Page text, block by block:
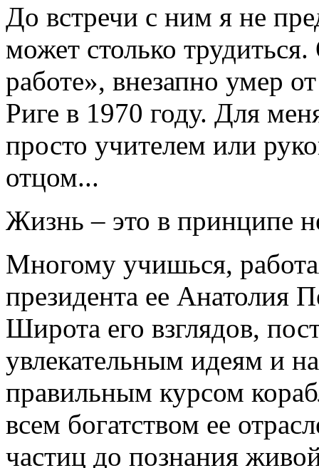
До встречи с ним я не
может столько
работе», внезапно умер
Риге в 1970 году. Для
просто учителем или
отцом...
Жизнь – это в принципе
Многому учишься,
президента ее Анатолия
Широта его взглядов,
увлекательным идеям и
правильным курсом
всем богатством ее
частиц до познания